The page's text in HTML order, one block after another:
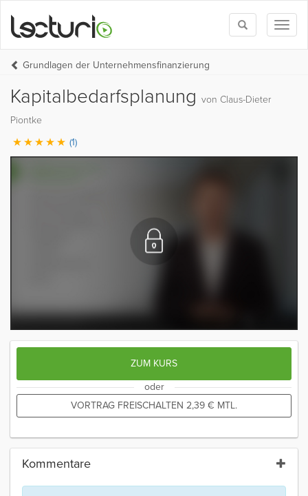
Toggle
search
Grundlagen der Unternehmensfinanzierung
Kapitalbedarfsplanung von Claus-Dieter
Piontke
(1)
ZUM KURS
oder
VORTRAG FREISCHALTEN 2,39 € MTL.
Kommentare